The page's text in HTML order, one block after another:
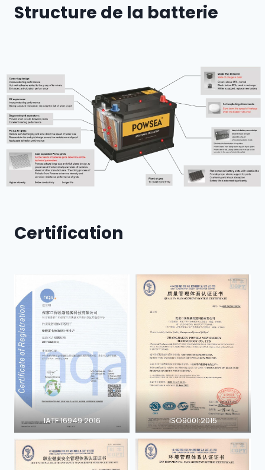
Structure de la batterie
Certification
IATF 16949 2016 ISO9001:2015